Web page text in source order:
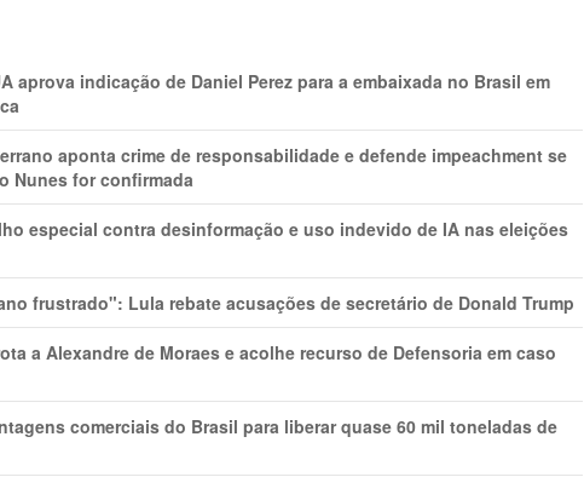
aprova indicação de Daniel Perez para a embaixada no Brasil em
aponta crime de responsabilidade e defende impeachment se
Nunes for confirmada
especial contra desinformação e uso indevido de IA nas eleições
frustrado": Lula rebate acusações de secretário de Donald Trump
a Alexandre de Moraes e acolhe recurso de Defensoria em caso
comerciais do Brasil para liberar quase 60 mil toneladas de